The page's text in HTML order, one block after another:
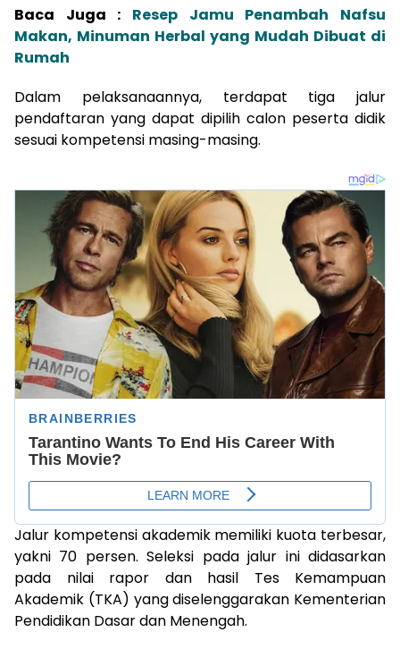
Baca Juga : Resep Jamu Penambah Nafsu
Makan, Minuman Herbal yang Mudah Dibuat di
Rumah
Dalam pelaksanaannya, terdapat tiga jalur
pendaftaran yang dapat dipilih calon peserta didik
sesuai kompetensi masing-masing.
Jalur kompetensi akademik memiliki kuota terbesar,
yakni 70 persen. Seleksi pada jalur ini didasarkan
pada nilai rapor dan hasil Tes Kemampuan
Akademik (TKA) yang diselenggarakan Kementerian
Pendidikan Dasar dan Menengah.